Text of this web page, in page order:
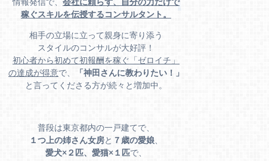
稼ぐスキルを伝授するコンサルタント。
相手の立場に立って親身に寄り添う
スタイルのコンサルが大好評！
初心者から初めて初報酬を稼ぐ「ゼロイチ」
の達成が得意で、
「神田さんに教わりたい！」
と言ってくださる方が続々と増加中。
普段は東京都内の一戸建てで、
１つ上の姉さん女房と ７歳の愛娘
愛犬×２匹、愛猫×１匹で、